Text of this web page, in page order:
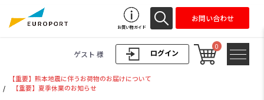
ログイン
ゲスト 様
0
お買い物ガイド
お問い合わせ
【重要】熊本地震に伴うお荷物のお届けについて
/
【重要】夏季休業のお知らせ